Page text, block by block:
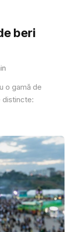
beri
o gamă de
distincte: